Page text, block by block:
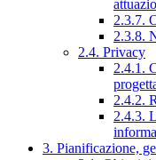
2.3.7.
2.3.8.
2.4. Privacy
2.4.1.
2.4.2.
2.4.3.
3. Pianificazione,